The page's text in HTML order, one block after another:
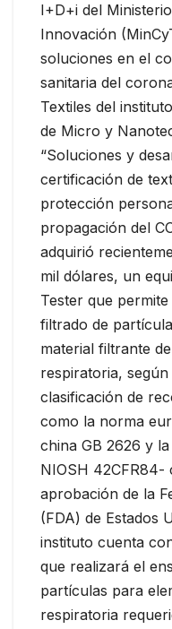
I+D+i del
Innovación
soluciones en el
sanitaria del
Textiles del
de Micro y
“Soluciones y
certificación de
protección
propagación del
adquirió
mil dólares, un
Tester que
filtrado de
material filtrante
respiratoria,
clasificación de
como la norma
china GB 2626 y
NIOSH 42CFR84-
aprobación de la
(FDA) de Estados
instituto cuenta
que realizará el
partículas para
respiratoria